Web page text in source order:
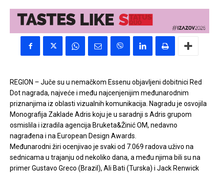
REGION – Juče su u nemačkom Essenu objavljeni dobitnici Red
Dot nagrada, najveće i među najcenjenijim međunarodnim
priznanjima iz oblasti vizualnih komunikacija. Nagradu je osvojila
Monografija Zaklade Adris koju je u saradnji s Adris grupom
osmislila i izradila agencija Bruketa&Žinić OM, nedavno
nagrađena i na European Design Awards.
Međunarodni žiri ocenjivao je svaki od 7.069 radova uživo na
sednicama u trajanju od nekoliko dana, a među njima bili su na
primer Gustavo Greco (Brazil), Ali Bati (Turska) i Jack Renwick